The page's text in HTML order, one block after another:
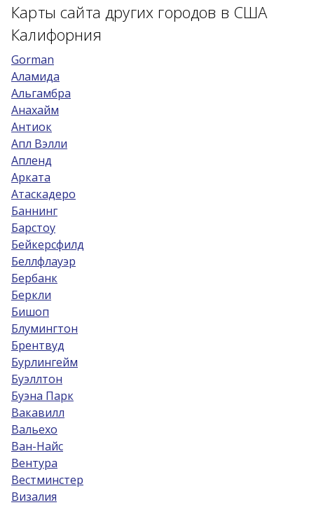
Карты сайта других городов в США
Калифорния
Gorman
Аламида
Альгамбра
Анахайм
Антиок
Апл Вэлли
Апленд
Арката
Атаскадеро
Баннинг
Барстоу
Бейкерсфилд
Беллфлауэр
Бербанк
Беркли
Бишоп
Блумингтон
Брентвуд
Бурлингейм
Буэллтон
Буэна Парк
Вакавилл
Вальехо
Ван-Найс
Вентура
Вестминстер
Визалия